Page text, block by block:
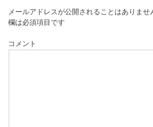
メールアドレスが公開されることはありませ
欄は必須項目です
コメント